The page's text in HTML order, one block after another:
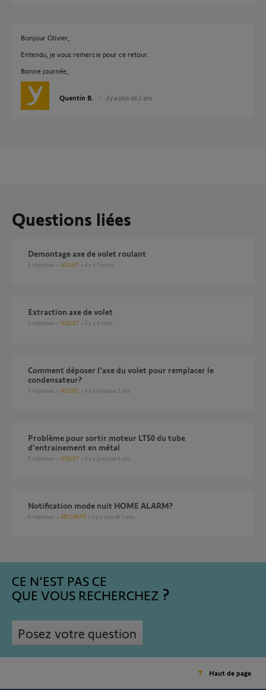
Bonjour Olivier,
Entendu, je vous remercie pour ce retour.
Bonne journée,
Quentin B. il y a plus de 2 ans
Questions liées
Demontage axe de volet roulant
4 réponses VOLET il y a 9 jours
Extraction axe de volet
3 réponses VOLET il y a 4 mois
Comment déposer l'axe du volet pour remplacer le
condensateur?
9 réponses VOLET il y a presque 2 ans
Problème pour sortir moteur LT50 du tube
d'entrainement en métal
6 réponses VOLET il y a presque 4 ans
Notification mode nuit HOME ALARM?
6 réponses SÉCURITÉ il y a plus de 3 ans
CE N'EST PAS CE
QUE VOUS RECHERCHEZ
Posez votre question
Haut de page